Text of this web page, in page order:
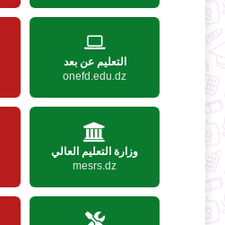
التعليم عن بعد
onefd.edu.dz
وزارة التعليم العالي
mesrs.dz